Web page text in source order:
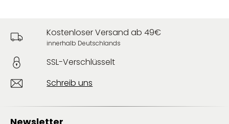
Kostenloser Versand ab 49€
innerhalb Deutschlands
SSL-Verschlüsselt
Schreib uns